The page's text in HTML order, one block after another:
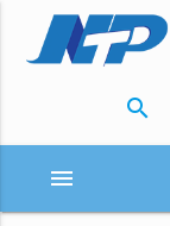
search
menu